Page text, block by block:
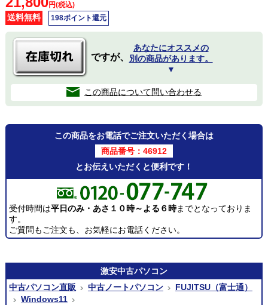
円(税込)
送料無料 198ポイント還元
ですが、
あなたにオススメの
別の商品があります。
▼
この商品について問い合わせる
この商品をお電話でご注文いただく場合は
商品番号：46912
とお伝えいただくと便利です！
受付時間は平日のみ・あさ１０時～よる６時までとなっておりま
す。
ご質問もご注文も、お気軽にお電話ください。
激安中古パソコン
中古パソコン直販
中古ノートパソコン
FUJITSU（富士通）
Windows11